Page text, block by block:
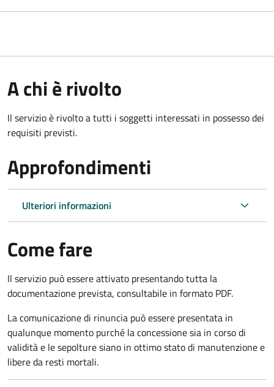
A chi è rivolto
Il servizio è rivolto a tutti i soggetti interessati in possesso dei
requisiti previsti.
Approfondimenti
Ulteriori informazioni
Come fare
Il servizio può essere attivato presentando tutta la
documentazione prevista, consultabile in formato PDF.
La comunicazione di rinuncia può essere presentata in
qualunque momento purché la concessione sia in corso di
validità e le sepolture siano in ottimo stato di manutenzione e
libere da resti mortali.